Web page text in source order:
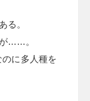
る。
……。
に多人種を